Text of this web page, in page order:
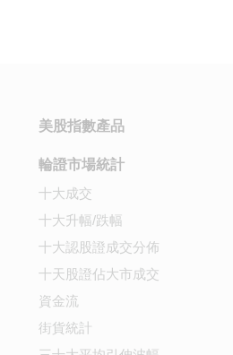
美股指數產品
輪證市場統計
十大成交
十大升幅/跌幅
十大認股證成交分佈
十天股證佔大市成交
資金流
街貨統計